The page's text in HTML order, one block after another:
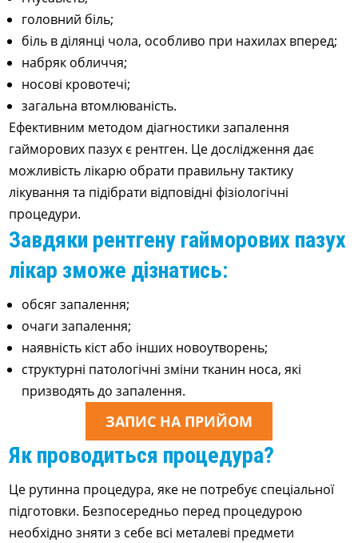
головний біль;
біль в ділянці чола, особливо при нахилах вперед;
набряк обличчя;
носові кровотечі;
загальна втомлюваність.
Ефективним методом діагностики запалення
гайморових пазух є рентген. Це дослідження дає
можливість лікарю обрати правильну тактику
лікування та підібрати відповідні фізіологічні
процедури.
Завдяки рентгену гайморових пазух
лікар зможе дізнатись:
обсяг запалення;
очаги запалення;
наявність кіст або інших новоутворень;
структурні патологічні зміни тканин носа, які
призводять до запалення.
ЗАПИС НА ПРИЙОМ
Як проводиться процедура?
Це рутинна процедура, яке не потребує спеціальної
підготовки. Безпосередньо перед процедурою
необхідно зняти з себе всі металеві предмети